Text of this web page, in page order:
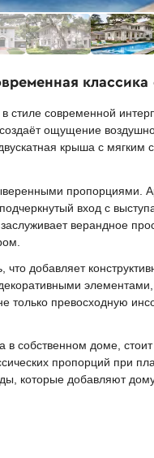
стиле современной
ощущение
крыша с
пропорциями.
вход с
верандное
добавляет
только превосходную
в собственном доме,
пропорций при
которые добавляют